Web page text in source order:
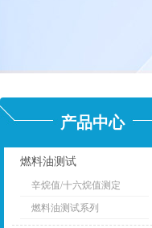
产品中心
燃料油测试
点击
辛烷值/十六烷值测定
燃料油测试系列